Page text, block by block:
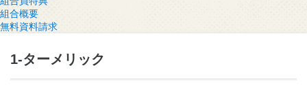
組合概要
無料資料請求
1-ターメリック